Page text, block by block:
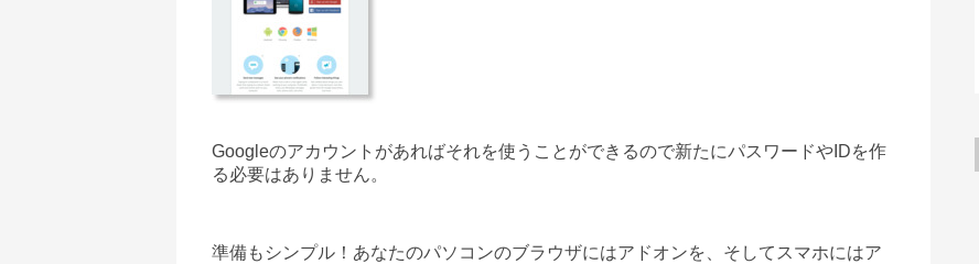
Googleのアカウントがあればそれを使うことができるので新たにパスワードやIDを作
る必要はありません。
準備もシンプル！あなたのパソコンのブラウザにはアドオンを、そして スマホにはア